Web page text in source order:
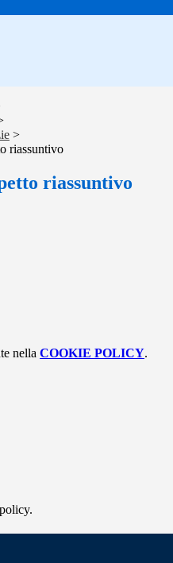
>
riassuntivo
riassuntivo
nella COOKIE POLICY.